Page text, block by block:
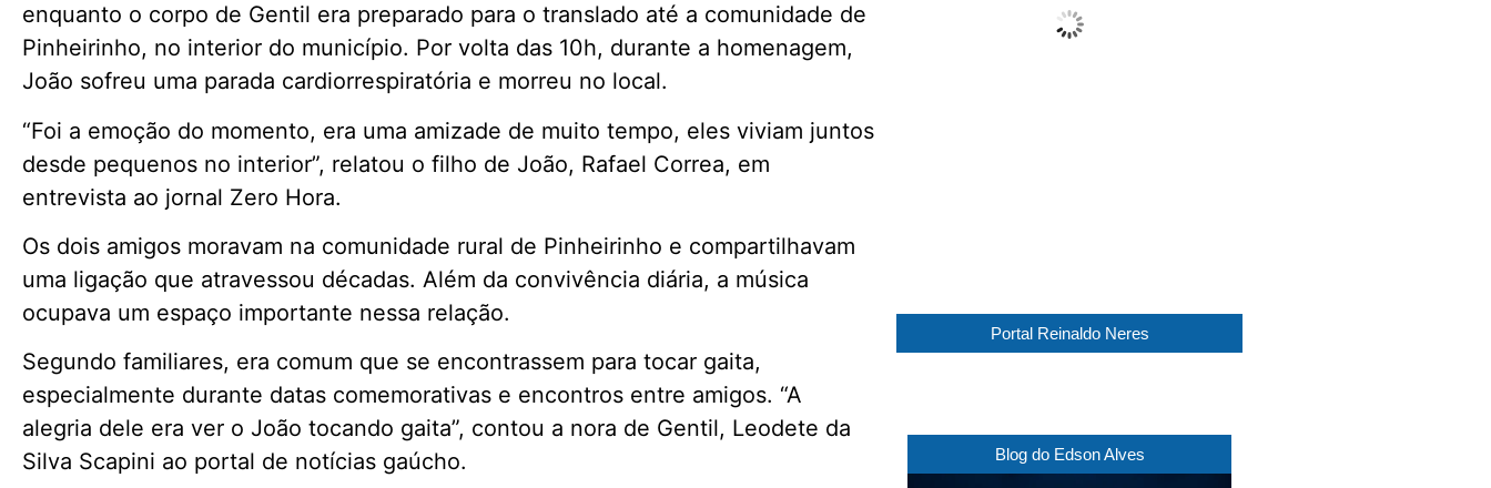
enquanto o corpo de Gentil era preparado para o translado até a comunidade de
Pinheirinho, no interior do município. Por volta das 10h, durante a homenagem,
João sofreu uma parada cardiorrespiratória e morreu no local.
“Foi a emoção do momento, era uma amizade de muito tempo, eles viviam juntos
desde pequenos no interior”, relatou o filho de João, Rafael Correa, em
entrevista ao jornal Zero Hora.
Os dois amigos moravam na comunidade rural de Pinheirinho e compartilhavam
uma ligação que atravessou décadas. Além da convivência diária, a música
ocupava um espaço importante nessa relação.
Segundo familiares, era comum que se encontrassem para tocar gaita,
especialmente durante datas comemorativas e encontros entre amigos. “A
alegria dele era ver o João tocando gaita”, contou a nora de Gentil, Leodete da
Silva Scapini ao portal de notícias gaúcho.
Wind Gust:
Portal Reinaldo Neres
Blog do Edson Alves